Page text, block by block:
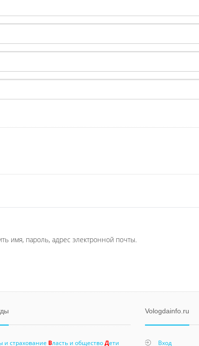
имя, пароль, адрес электронной почты.
и страхование Власть и обществоДети
Vologdainfo.ru
Вход